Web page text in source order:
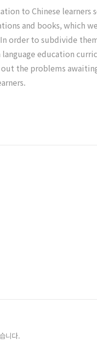
to Chinese
and books, which
order to subdivide
education
the problems
니다.